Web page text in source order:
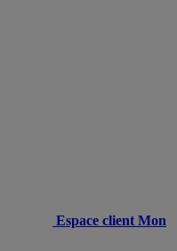
Espace client Mon